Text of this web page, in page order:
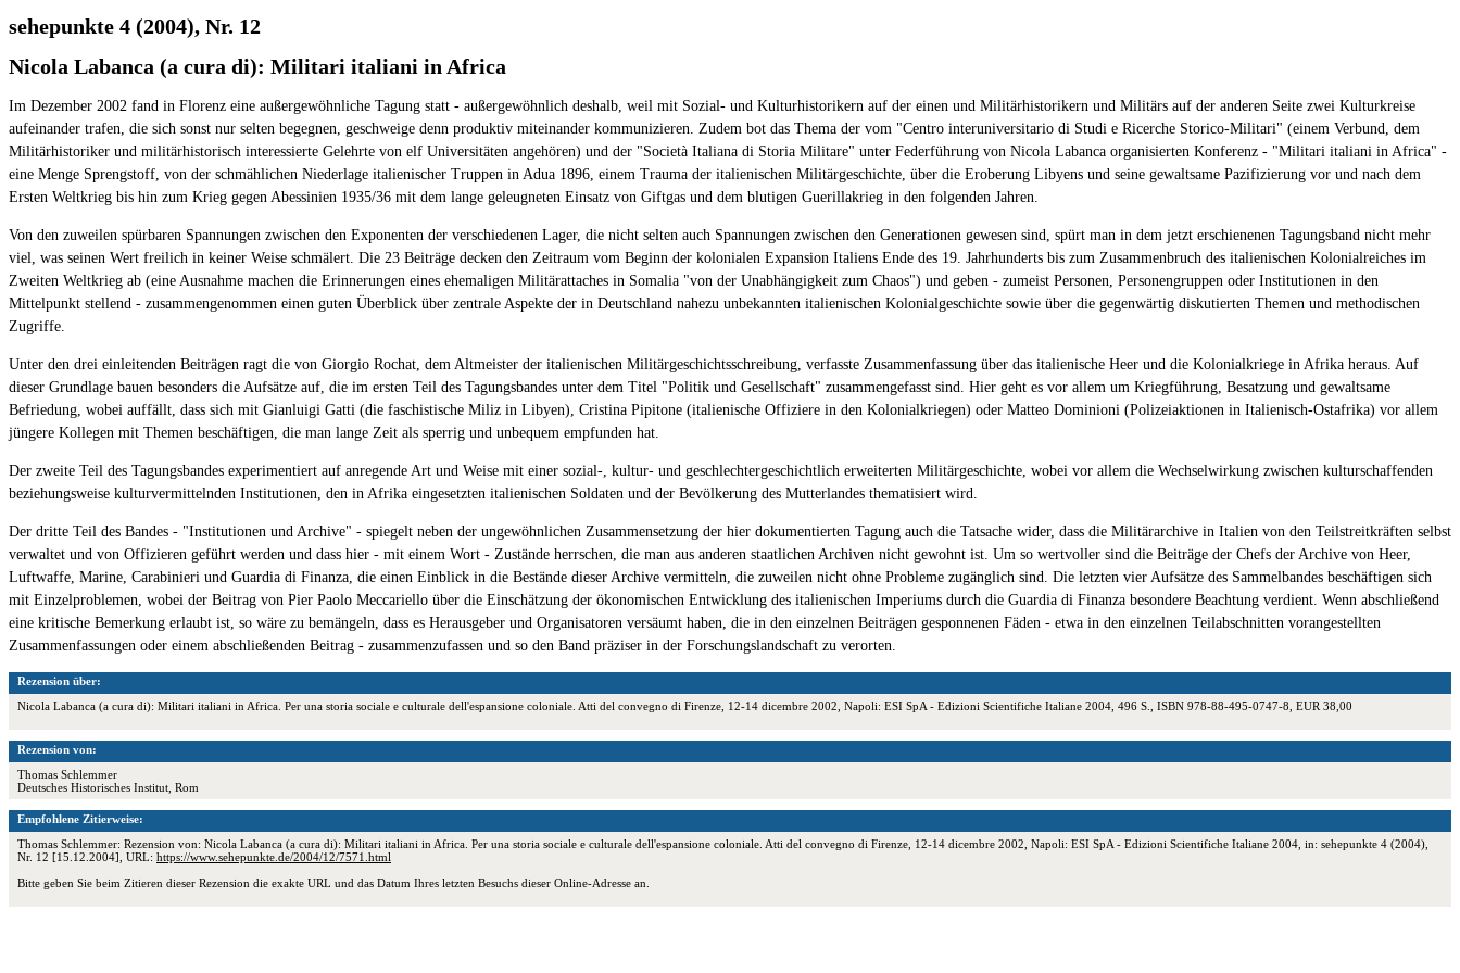
sehepunkte 4 (2004), Nr. 12
Nicola Labanca (a cura di): Militari italiani in Africa
Im Dezember 2002 fand in Florenz eine außergewöhnliche Tagung statt - außergewöhnlich deshalb, weil mit Sozial- und Kulturhistorikern auf der einen und Militärhistorikern und Militärs auf der anderen Seite zwei Kulturkreise
aufeinander trafen, die sich sonst nur selten begegnen, geschweige denn produktiv miteinander kommunizieren. Zudem bot das Thema der vom "Centro interuniversitario di Studi e Ricerche Storico-Militari" (einem Verbund, dem
Militärhistoriker und militärhistorisch interessierte Gelehrte von elf Universitäten angehören) und der "Società Italiana di Storia Militare" unter Federführung von Nicola Labanca organisierten Konferenz - "Militari italiani in Africa" -
eine Menge Sprengstoff, von der schmählichen Niederlage italienischer Truppen in Adua 1896, einem Trauma der italienischen Militärgeschichte, über die Eroberung Libyens und seine gewaltsame Pazifizierung vor und nach dem
Ersten Weltkrieg bis hin zum Krieg gegen Abessinien 1935/36 mit dem lange geleugneten Einsatz von Giftgas und dem blutigen Guerillakrieg in den folgenden Jahren.
Von den zuweilen spürbaren Spannungen zwischen den Exponenten der verschiedenen Lager, die nicht selten auch Spannungen zwischen den Generationen gewesen sind, spürt man in dem jetzt erschienenen Tagungsband nicht mehr
viel, was seinen Wert freilich in keiner Weise schmälert. Die 23 Beiträge decken den Zeitraum vom Beginn der kolonialen Expansion Italiens Ende des 19. Jahrhunderts bis zum Zusammenbruch des italienischen Kolonialreiches im
Zweiten Weltkrieg ab (eine Ausnahme machen die Erinnerungen eines ehemaligen Militärattaches in Somalia "von der Unabhängigkeit zum Chaos") und geben - zumeist Personen, Personengruppen oder Institutionen in den
Mittelpunkt stellend - zusammengenommen einen guten Überblick über zentrale Aspekte der in Deutschland nahezu unbekannten italienischen Kolonialgeschichte sowie über die gegenwärtig diskutierten Themen und methodischen
Zugriffe.
Unter den drei einleitenden Beiträgen ragt die von Giorgio Rochat, dem Altmeister der italienischen Militärgeschichtsschreibung, verfasste Zusammenfassung über das italienische Heer und die Kolonialkriege in Afrika heraus. Auf
dieser Grundlage bauen besonders die Aufsätze auf, die im ersten Teil des Tagungsbandes unter dem Titel "Politik und Gesellschaft" zusammengefasst sind. Hier geht es vor allem um Kriegführung, Besatzung und gewaltsame
Befriedung, wobei auffällt, dass sich mit Gianluigi Gatti (die faschistische Miliz in Libyen), Cristina Pipitone (italienische Offiziere in den Kolonialkriegen) oder Matteo Dominioni (Polizeiaktionen in Italienisch-Ostafrika) vor allem
jüngere Kollegen mit Themen beschäftigen, die man lange Zeit als sperrig und unbequem empfunden hat.
Der zweite Teil des Tagungsbandes experimentiert auf anregende Art und Weise mit einer sozial-, kultur- und geschlechtergeschichtlich erweiterten Militärgeschichte, wobei vor allem die Wechselwirkung zwischen kulturschaffenden
beziehungsweise kulturvermittelnden Institutionen, den in Afrika eingesetzten italienischen Soldaten und der Bevölkerung des Mutterlandes thematisiert wird.
Der dritte Teil des Bandes - "Institutionen und Archive" - spiegelt neben der ungewöhnlichen Zusammensetzung der hier dokumentierten Tagung auch die Tatsache wider, dass die Militärarchive in Italien von den Teilstreitkräften selbst
verwaltet und von Offizieren geführt werden und dass hier - mit einem Wort - Zustände herrschen, die man aus anderen staatlichen Archiven nicht gewohnt ist. Um so wertvoller sind die Beiträge der Chefs der Archive von Heer,
Luftwaffe, Marine, Carabinieri und Guardia di Finanza, die einen Einblick in die Bestände dieser Archive vermitteln, die zuweilen nicht ohne Probleme zugänglich sind. Die letzten vier Aufsätze des Sammelbandes beschäftigen sich
mit Einzelproblemen, wobei der Beitrag von Pier Paolo Meccariello über die Einschätzung der ökonomischen Entwicklung des italienischen Imperiums durch die Guardia di Finanza besondere Beachtung verdient. Wenn abschließend
eine kritische Bemerkung erlaubt ist, so wäre zu bemängeln, dass es Herausgeber und Organisatoren versäumt haben, die in den einzelnen Beiträgen gesponnenen Fäden - etwa in den einzelnen Teilabschnitten vorangestellten
Zusammenfassungen oder einem abschließenden Beitrag - zusammenzufassen und so den Band präziser in der Forschungslandschaft zu verorten.
Rezension über:
Nicola Labanca (a cura di): Militari italiani in Africa. Per una storia sociale e culturale dell'espansione coloniale. Atti del convegno di Firenze, 12-14 dicembre 2002, Napoli: ESI SpA - Edizioni Scientifiche Italiane 2004, 496 S., ISBN 978-88-495-0747-8, EUR 38,00
Rezension von:
Thomas Schlemmer
Deutsches Historisches Institut, Rom
Empfohlene Zitierweise:
Thomas Schlemmer: Rezension von: Nicola Labanca (a cura di): Militari italiani in Africa. Per una storia sociale e culturale dell'espansione coloniale. Atti del convegno di Firenze, 12-14 dicembre 2002, Napoli: ESI SpA - Edizioni Scientifiche Italiane 2004, in: sehepunkte 4 (2004),
Nr. 12 [15.12.2004], URL: https://www.sehepunkte.de/2004/12/7571.html
Bitte geben Sie beim Zitieren dieser Rezension die exakte URL und das Datum Ihres letzten Besuchs dieser Online-Adresse an.